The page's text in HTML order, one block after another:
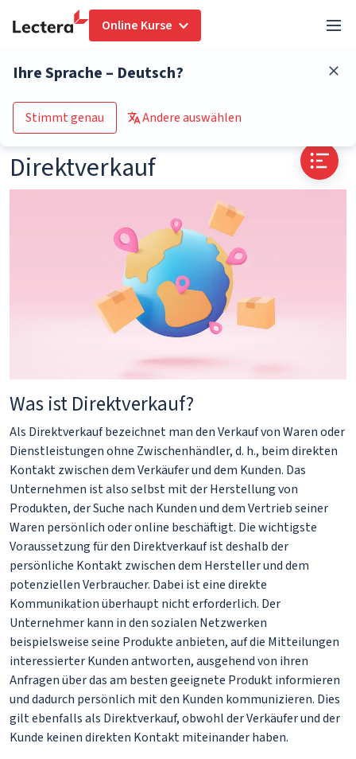
Online Kurse
Ihre Sprache – Deutsch?
Stimmt genau Andere auswählen
Zum Kurs-Katalog
Direktverkauf
Was ist Direktverkauf?
Als Direktverkauf bezeichnet man den Verkauf von Waren oder
Dienstleistungen ohne Zwischenhändler, d. h., beim direkten
Kontakt zwischen dem Verkäufer und dem Kunden. Das
Unternehmen ist also selbst mit der Herstellung von
Produkten, der Suche nach Kunden und dem Vertrieb seiner
Waren persönlich oder online beschäftigt. Die wichtigste
Voraussetzung für den Direktverkauf ist deshalb der
persönliche Kontakt zwischen dem Hersteller und dem
potenziellen Verbraucher. Dabei ist eine direkte
Kommunikation überhaupt nicht erforderlich. Der
Unternehmer kann in den sozialen Netzwerken
beispielsweise seine Produkte anbieten, auf die Mitteilungen
interessierter Kunden antworten, ausgehend von ihren
Anfragen über das am besten geeignete Produkt informieren
und dadurch persönlich mit den Kunden kommunizieren. Dies
gilt ebenfalls als Direktverkauf, obwohl der Verkäufer und der
Kunde keinen direkten Kontakt miteinander haben.